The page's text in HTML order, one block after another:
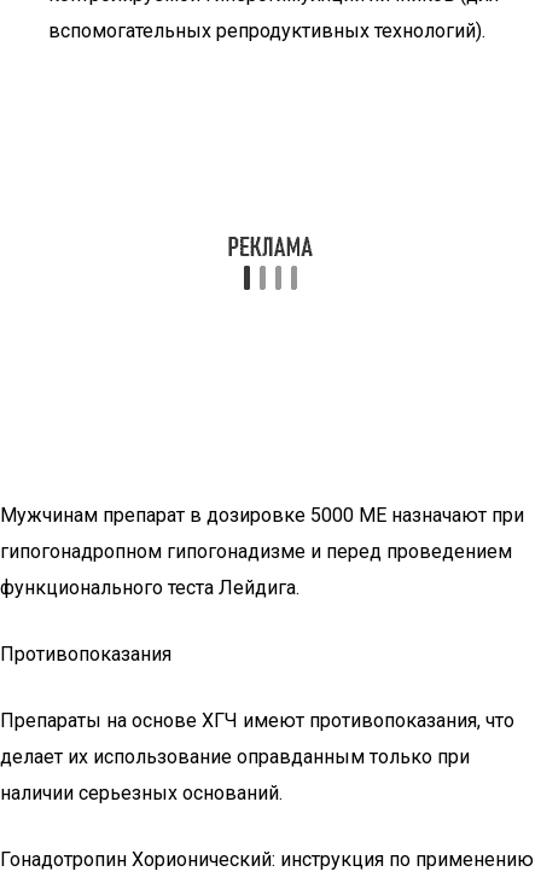
вспомогательных репродуктивных технологий).
Мужчинам препарат в дозировке 5000 МЕ назначают при
гипогонадропном гипогонадизме и перед проведением
функционального теста Лейдига.
Противопоказания
Препараты на основе ХГЧ имеют противопоказания, что
делает их использование оправданным только при
наличии серьезных оснований.
Гонадотропин Хорионический: инструкция по применению